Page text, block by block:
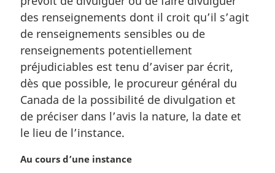
a
g
i
n
a
l
e
:
des renseignements dont il croit qu’il s’agit
de renseignements sensibles ou de
renseignements potentiellement
préjudiciables est tenu d’aviser par écrit,
dès que possible, le procureur général du
Canada de la possibilité de divulgation et
de préciser dans l’avis la nature, la date et
le lieu de l’instance.
N
Au cours d’une instance